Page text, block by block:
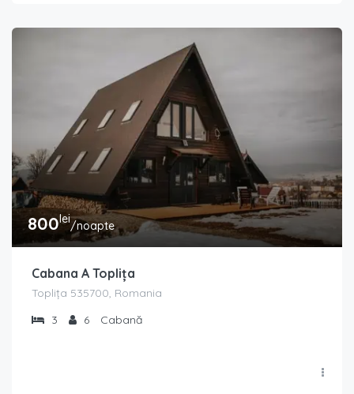
800lei/noapte
Cabana A Toplița
Toplița 535700, Romania
3
6 Cabană